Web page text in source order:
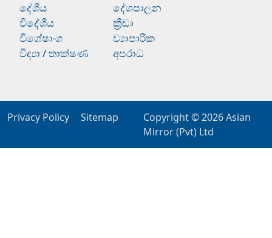
දේශීය
දේශපාලන
විදේශීය
ක්‍රීඩා
විශේෂාංග
ව්‍යාපාරික
විද්‍යා / තාක්ෂණ
අපරාධ
Privacy Policy Sitemap Copyright © 2026Asian
Mirror (Pvt) Ltd